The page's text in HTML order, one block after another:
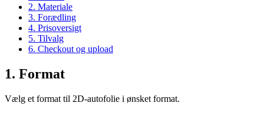
2. Materiale
3. Forædling
4. Prisoversigt
5. Tilvalg
6. Checkout og upload
1. Format
Vælg et format til 2D-autofolie i ønsket format.